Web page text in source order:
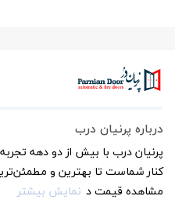
درباره پرنیان درب
پرنیان درب با بیش از دو دهه
کنار شماست تا بهترین و
مشاهده قیمت د نمایش بیشتر